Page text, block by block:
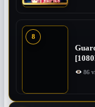
8
86